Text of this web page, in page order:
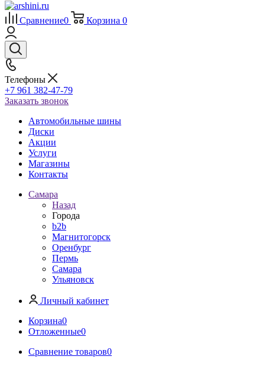
Сравнение0 Корзина 0
Телефоны
+7 961 382-47-79
Заказать звонок
Автомобильные шины
Диски
Акции
Услуги
Магазины
Контакты
Самара
Назад
Города
b2b
Магнитогорск
Оренбург
Пермь
Самара
Ульяновск
Личный кабинет
Корзина0
Отложенные0
Сравнение товаров0